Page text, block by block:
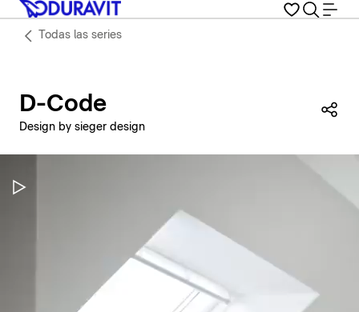
Todas las series
D-Code
Design by sieger design
Pausar vídeo